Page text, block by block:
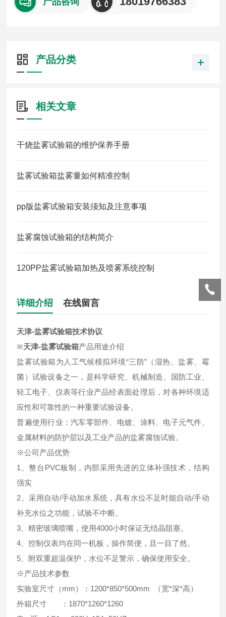
产品分类
相关文章
干烧盐雾试验箱的维护保养手册
盐雾试验箱盐雾量如何精准控制
pp版盐雾试验箱安装须知及注意事项
盐雾腐蚀试验箱的结构简介
120PP盐雾试验箱加热及喷雾系统控制
详细介绍 在线留言
天津-盐雾试验箱技术协议
※天津-盐雾试验箱产品用途介绍
盐雾试验箱为人工气候模拟环境“三防”（湿热、盐雾、霉
菌）试验设备之一，是科学研究、机械制造、国防工业、
轻工电子、仪表等行业产品经表面处理后，对各种环境适
应性和可靠性的一种重要试验设备。
普遍使用行业：汽车零部件、电镀、涂料、电子元气件、
金属材料的防护层以及工业产品的盐雾腐蚀试验。
※公司产品优势
1、整台PVC板制，内部采用先进的立体补强技术，结构
强实
2、采用自动/手动加水系统，具有水位不足时能自动/手动
补充水位之功能，试验不中断。
3、精密玻璃喷嘴，使用4000小时保证无结晶阻塞。
4、控制仪表均在同一机板，操作简便，且一目了然。
5、附双重超温保护，水位不足警示，确保使用安全。
※产品技术参数
实验室尺寸（mm）：1200*850*500mm （宽*深*高）
外箱尺寸 ：1870*1260*1260